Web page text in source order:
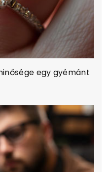
egy gyémánt